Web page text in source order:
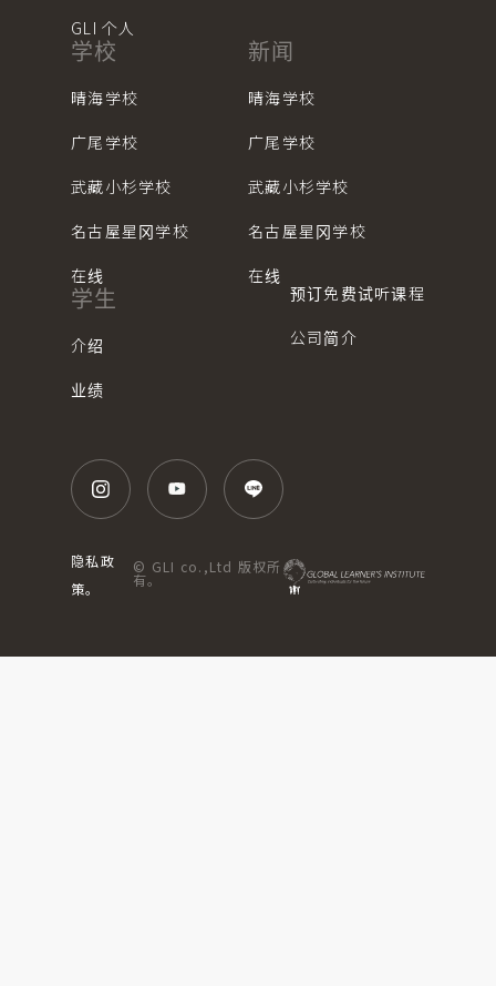
GLI 个人
学校
晴海学校
广尾学校
武藏小杉学校
名古屋星冈学校
在线
新闻
晴海学校
广尾学校
武藏小杉学校
名古屋星冈学校
在线
学生
介绍
业绩
预订免费试听课程
公司简介
隐私政
策。
© GLI co.,Ltd 版权所
有。